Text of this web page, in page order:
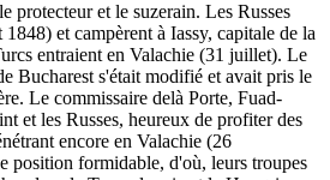
protecteur et le suzerain. Les Russes
et campèrent à Iassy, capitale de la
entraient en Valachie (31 juillet). Le
Bucharest s'était modifié et avait pris le
Le commissaire delà Porte, Fuad-
et les Russes, heureux de profiter des
encore en Valachie (26
position formidable, d'où, leurs troupes